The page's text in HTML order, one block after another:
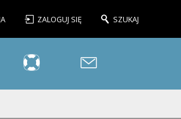
ZALOGUJ SIĘ SZUKAJ